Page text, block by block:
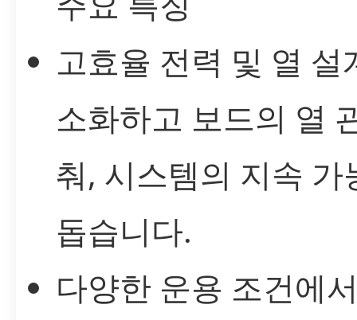
고효율 전력 및 열 설
소화하고 보드의 열
춰, 시스템의 지속 가
돕습니다.
다양한 운용 조건에